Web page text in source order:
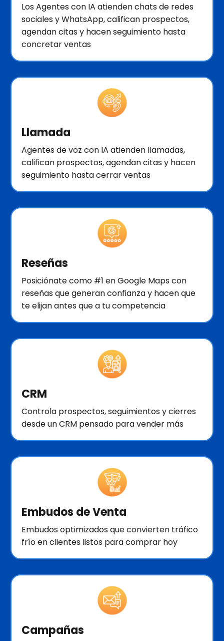
Los Agentes con IA atienden chats de redes
sociales y WhatsApp, califican prospectos,
agendan citas y hacen seguimiento hasta
concretar ventas
Llamada
Agentes de voz con IA atienden llamadas,
califican prospectos, agendan citas y hacen
seguimiento hasta cerrar ventas
Reseñas
Posiciónate como #1 en Google Maps con
reseñas que generan confianza y hacen que
te elijan antes que a tu competencia
CRM
Controla prospectos, seguimientos y cierres
desde un CRM pensado para vender más
Embudos de Venta
Embudos optimizados que convierten tráfico
frío en clientes listos para comprar hoy
Campañas